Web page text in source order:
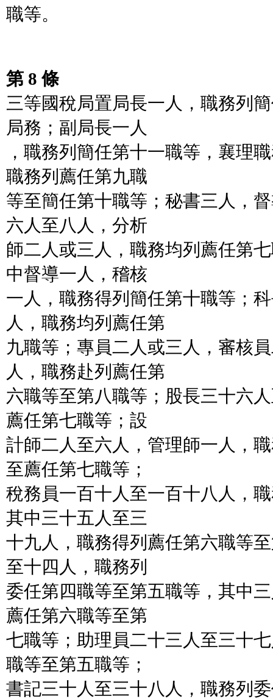
職等。
第 8 條
三等國稅局置局長一人，職務列
局務；副局長一人
，職務列簡任第十一職等，襄理
職務列薦任第九職
等至簡任第十職等；秘書三人，
六人至八人，分析
師二人或三人，職務均列薦任第
中督導一人，稽核
一人，職務得列簡任第十職等；
人，職務均列薦任第
九職等；專員二人或三人，審核
人，職務赴列薦任第
六職等至第八職等；股長三十六
薦任第七職等；設
計師二人至六人，管理師一人，
至薦任第七職等；
稅務員一百十人至一百十八人，
其中三十五人至三
十九人，職務得列薦任第六職等
至十四人，職務列
委任第四職等至第五職等，其中
薦任第六職等至第
七職等；助理員二十三人至三十
職等至第五職等；
書記三十人至三十八人，職務列